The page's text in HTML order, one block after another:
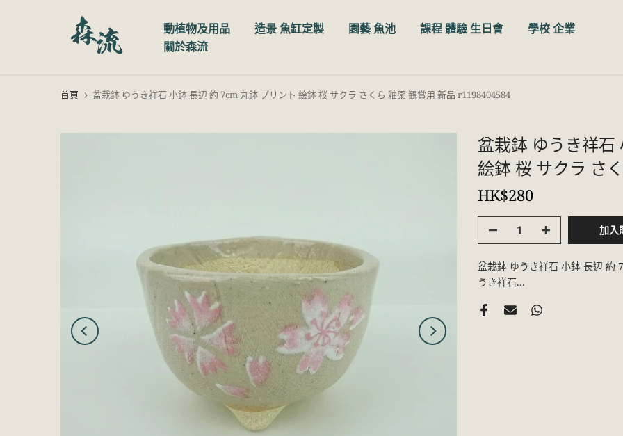
動植物及用品 造景 魚缸定製 園藝 魚池 課程 體驗 生日會
學校 企業
關於森流
首頁 盆栽鉢 ゆうき祥石 小鉢 長辺 約 7cm 丸鉢 プリント 絵鉢 桜 サクラ さくら 釉薬 観賞用 新品 r1198404584
盆栽鉢 ゆうき祥石
絵鉢 桜 サクラ さ
HK$280
加入
盆栽鉢 ゆうき祥石 小鉢 長辺 約
うき祥石...